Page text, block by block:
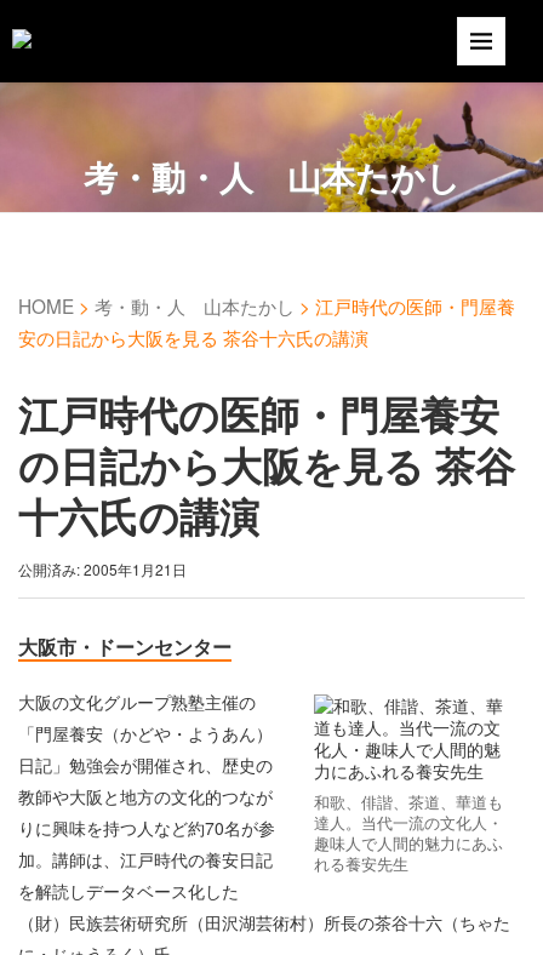
考・動・人 山本たかし
HOME > 考・動・人 山本たかし > 江戸時代の医師・門屋養
安の日記から大阪を見る 茶谷十六氏の講演
江戸時代の医師・門屋養安
の日記から大阪を見る 茶谷
十六氏の講演
公開済み: 2005年1月21日
大阪市・ドーンセンター
和歌、俳諧、茶道、華道も
達人。当代一流の文化人・
趣味人で人間的魅力にあふ
れる養安先生
大阪の文化グループ熟塾主催の
「門屋養安（かどや・ようあん）
日記」勉強会が開催され、歴史の
教師や大阪と地方の文化的つなが
りに興味を持つ人など約70名が参
加。講師は、江戸時代の養安日記
を解読しデータベース化した
（財）民族芸術研究所（田沢湖芸術村）所長の茶谷十六（ちゃた